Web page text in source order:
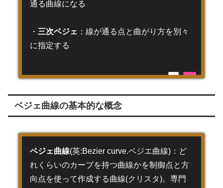
通る曲線になる
・ 三次ベジェ ：線が通る点と曲がり方を別々
に指定する
ベジェ曲線の基本的な概念
ベジェ曲線(英:Bezier curve.ベジエ曲線)：ど
れくらいのカーブを持つ曲線かを制御点と方
向点を使って作成する曲線(クリスタ)。専門